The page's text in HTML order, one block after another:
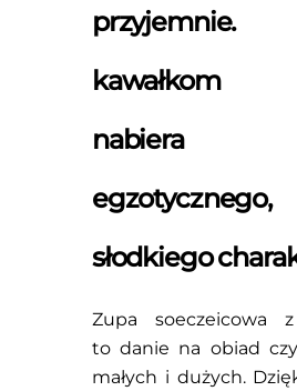
kawałkom
nabiera
słodkiego
Zupa soeczeicowa
to danie na obiad
małych i dużych.